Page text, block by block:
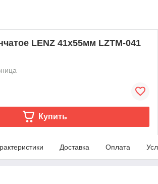
LENZ 41х55мм LZTM-041
Купить
Доставка Оплата